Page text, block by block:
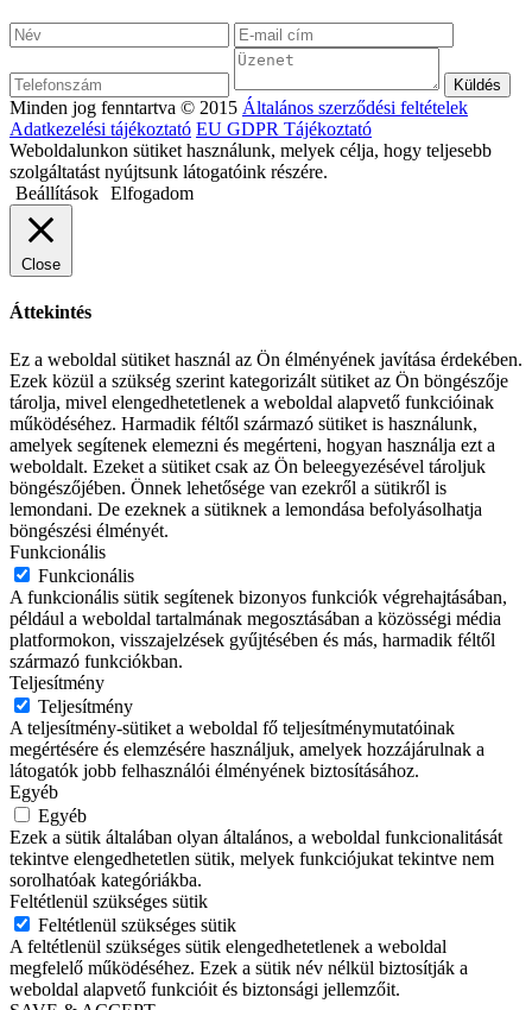
Minden jog fenntartva © 2015 Általános szerződési feltételek
Adatkezelési tájékoztató EU GDPR Tájékoztató
Weboldalunkon sütiket használunk, melyek célja, hogy teljesebb
szolgáltatást nyújtsunk látogatóink részére.
Beállítások Elfogadom
Close
Áttekintés
Ez a weboldal sütiket használ az Ön élményének javítása érdekében.
Ezek közül a szükség szerint kategorizált sütiket az Ön böngészője
tárolja, mivel elengedhetetlenek a weboldal alapvető funkcióinak
működéséhez. Harmadik féltől származó sütiket is használunk,
amelyek segítenek elemezni és megérteni, hogyan használja ezt a
weboldalt. Ezeket a sütiket csak az Ön beleegyezésével tároljuk
böngészőjében. Önnek lehetősége van ezekről a sütikről is
lemondani. De ezeknek a sütiknek a lemondása befolyásolhatja
böngészési élményét.
Funkcionális
Funkcionális
A funkcionális sütik segítenek bizonyos funkciók végrehajtásában,
például a weboldal tartalmának megosztásában a közösségi média
platformokon, visszajelzések gyűjtésében és más, harmadik féltől
származó funkciókban.
Teljesítmény
Teljesítmény
A teljesítmény-sütiket a weboldal fő teljesítménymutatóinak
megértésére és elemzésére használjuk, amelyek hozzájárulnak a
látogatók jobb felhasználói élményének biztosításához.
Egyéb
Egyéb
Ezek a sütik általában olyan általános, a weboldal funkcionalitását
tekintve elengedhetetlen sütik, melyek funkciójukat tekintve nem
sorolhatóak kategóriákba.
Feltétlenül szükséges sütik
Feltétlenül szükséges sütik
A feltétlenül szükséges sütik elengedhetetlenek a weboldal
megfelelő működéséhez. Ezek a sütik név nélkül biztosítják a
weboldal alapvető funkcióit és biztonsági jellemzőit.